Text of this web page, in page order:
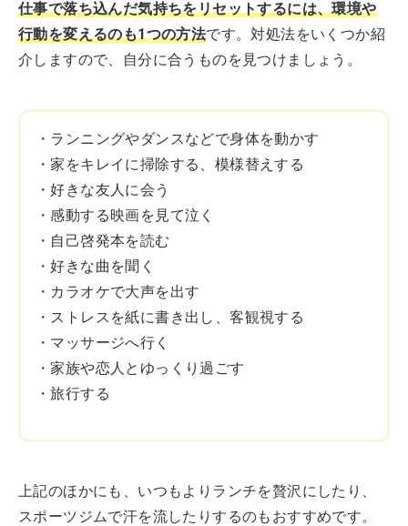
仕事で落ち込んだ気持ちをリセットするには、環境や
行動を変えるのも1つの方法です。対処法をいくつか紹
介しますので、自分に合うものを見つけましょう。
・ランニングやダンスなどで身体を動かす
・家をキレイに掃除する、模様替えする
・好きな友人に会う
・感動する映画を見て泣く
・自己啓発本を読む
・好きな曲を聞く
・カラオケで大声を出す
・ストレスを紙に書き出し、客観視する
・マッサージへ行く
・家族や恋人とゆっくり過ごす
・旅行する
上記のほかにも、いつもよりランチを贅沢にしたり、
スポーツジムで汗を流したりするのもおすすめです。